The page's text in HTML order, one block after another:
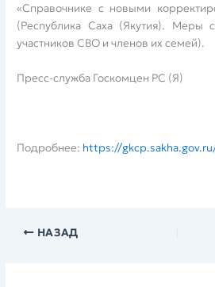
«Справочнике с новыми
(Республика Саха (Якутия). Меры
участников СВО и членов их семей).
Пресс-служба Госкомцен РС (Я)
Подробнее: https://
НАЗАД